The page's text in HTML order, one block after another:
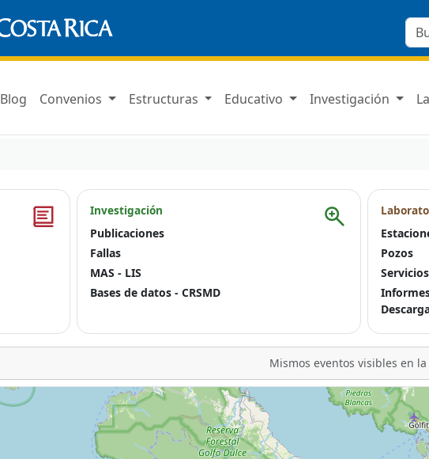
Blog Convenios Estructuras Educativo Investigación
Investigación
Publicaciones
Fallas
MAS - LIS
Bases de datos - CRSMD
Pozos
Servicios
Mismos eventos visibles en